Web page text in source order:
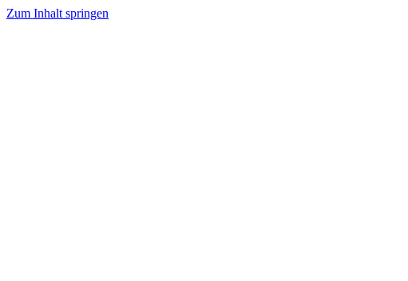
Zum Inhalt springen